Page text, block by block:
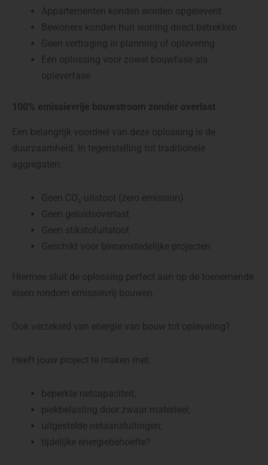
Appartementen konden worden opgeleverd
Bewoners konden hun woning direct betrekken
Geen vertraging in planning of oplevering
Eén oplossing voor zowel bouwfase als
opleverfase
100% emissievrije bouwstroom zonder overlast
Een belangrijk voordeel van deze oplossing is de
duurzaamheid. In tegenstelling tot traditionele
aggregaten:
Geen CO₂-uitstoot (zero emission)
Geen geluidsoverlast
Geen stikstofuitstoot
Geschikt voor binnenstedelijke projecten
Hiermee sluit de oplossing perfect aan op de toenemende
eisen rondom emissievrij bouwen.
Ook verzekerd van energie van bouw tot oplevering?
Heeft jouw project te maken met:
beperkte netcapaciteit;
piekbelasting door zwaar materieel;
uitgestelde netaansluitingen;
tijdelijke energiebehoefte?